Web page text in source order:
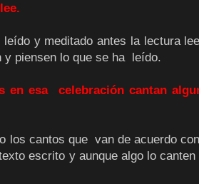
leído y meditado antes la lectura
y piensen lo que se ha leído.
en esa celebración cantan
los cantos que van de acuerdo
escrito y aunque algo lo